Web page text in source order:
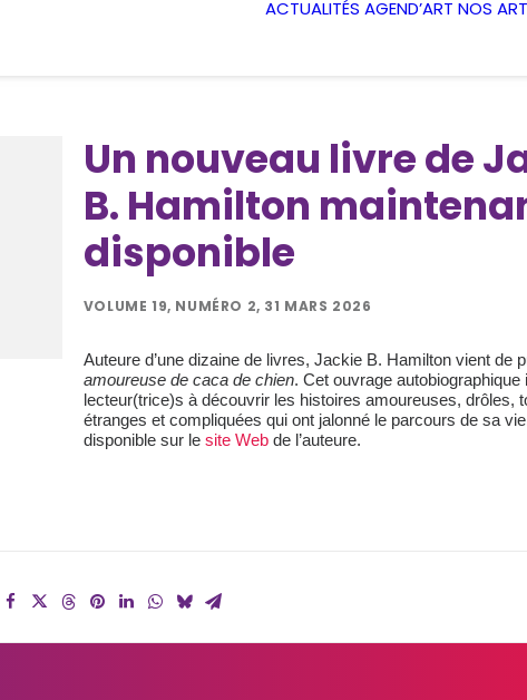
ACTUALITÉS AGEND’ART NOS
Un nouveau livre de
B. Hamilton
disponible
VOLUME 19, NUMÉRO 2, 31 MARS 2026
Auteure d’une dizaine de livres, Jackie B. Hamilton vient de
amoureuse de caca de chien. Cet ouvrage autobiographique
lecteur(trice)s à découvrir les histoires amoureuses, drôles,
étranges et compliquées qui ont jalonné le parcours de sa
disponible sur le site Webde l’auteure.